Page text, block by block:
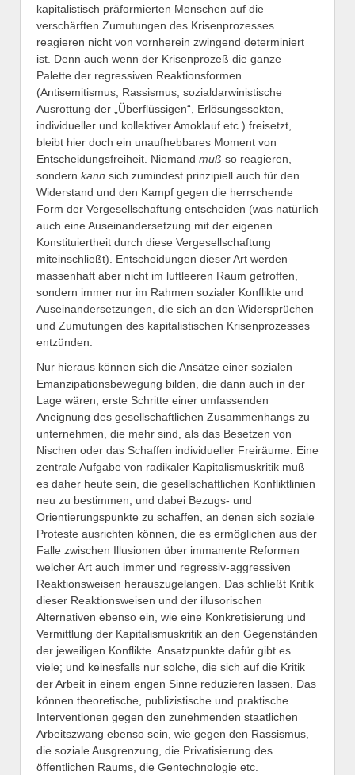
kapitalistisch präformierten Menschen auf die
verschärften Zumutungen des Krisenprozesses
reagieren nicht von vornherein zwingend determiniert
ist. Denn auch wenn der Krisenprozeß die ganze
Palette der regressiven Reaktionsformen
(Antisemitismus, Rassismus, sozialdarwinistische
Ausrottung der „Überflüssigen“, Erlösungssekten,
individueller und kollektiver Amoklauf etc.) freisetzt,
bleibt hier doch ein unaufhebbares Moment von
Entscheidungsfreiheit. Niemand muß so reagieren,
sondern kann sich zumindest prinzipiell auch für den
Widerstand und den Kampf gegen die herrschende
Form der Vergesellschaftung entscheiden (was natürlich
auch eine Auseinandersetzung mit der eigenen
Konstituiertheit durch diese Vergesellschaftung
miteinschließt). Entscheidungen dieser Art werden
massenhaft aber nicht im luftleeren Raum getroffen,
sondern immer nur im Rahmen sozialer Konflikte und
Auseinandersetzungen, die sich an den Widersprüchen
und Zumutungen des kapitalistischen Krisenprozesses
entzünden.
Nur hieraus können sich die Ansätze einer sozialen
Emanzipationsbewegung bilden, die dann auch in der
Lage wären, erste Schritte einer umfassenden
Aneignung des gesellschaftlichen Zusammenhangs zu
unternehmen, die mehr sind, als das Besetzen von
Nischen oder das Schaffen individueller Freiräume. Eine
zentrale Aufgabe von radikaler Kapitalismuskritik muß
es daher heute sein, die gesellschaftlichen Konfliktlinien
neu zu bestimmen, und dabei Bezugs- und
Orientierungspunkte zu schaffen, an denen sich soziale
Proteste ausrichten können, die es ermöglichen aus der
Falle zwischen Illusionen über immanente Reformen
welcher Art auch immer und regressiv-aggressiven
Reaktionsweisen herauszugelangen. Das schließt Kritik
dieser Reaktionsweisen und der illusorischen
Alternativen ebenso ein, wie eine Konkretisierung und
Vermittlung der Kapitalismuskritik an den Gegenständen
der jeweiligen Konflikte. Ansatzpunkte dafür gibt es
viele; und keinesfalls nur solche, die sich auf die Kritik
der Arbeit in einem engen Sinne reduzieren lassen. Das
können theoretische, publizistische und praktische
Interventionen gegen den zunehmenden staatlichen
Arbeitszwang ebenso sein, wie gegen den Rassismus,
die soziale Ausgrenzung, die Privatisierung des
öffentlichen Raums, die Gentechnologie etc.